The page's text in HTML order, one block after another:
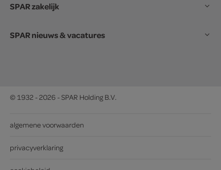
SPAR zakelijk
SPAR nieuws & vacatures
© 1932 - 2026 - SPAR Holding B.V.
algemene voorwaarden
privacyverklaring